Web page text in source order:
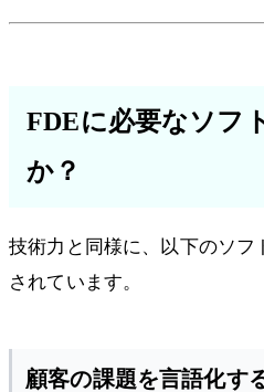
FDEに必要なソフ
か？
技術力と同様に、以下のソ
されています。
顧客の課題を言語化す